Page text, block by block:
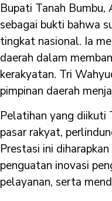
Bupati Tanah Bumbu,
sebagai bukti bahwa
tingkat nasional. Ia
daerah dalam
kerakyatan. Tri
pimpinan daerah
Pelatihan yang diikuti
pasar rakyat,
Prestasi ini
penguatan inovasi
pelayanan, serta